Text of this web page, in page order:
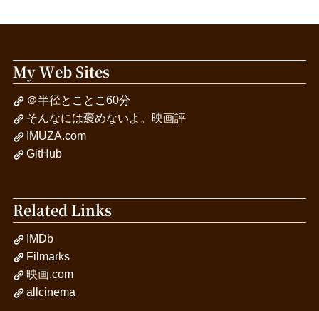
My Web Sites
＠半径とことこ60分
そんなには褒めないよ。映画評
IMUZA.com
GitHub
Related Links
IMDb
Filmarks
映画.com
allcinema